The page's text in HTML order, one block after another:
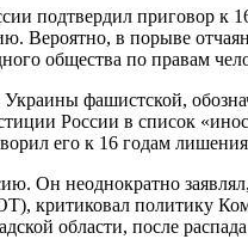
подтвердил приговор к
Вероятно, в порыве
общества по правам
фашистской,
России в список
его к 16 годам
Он неоднократно
критиковал политику
области, после